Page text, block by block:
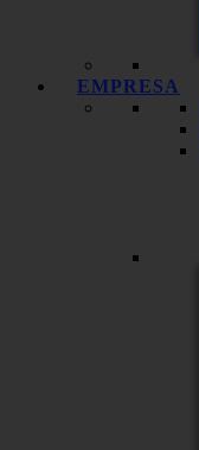
EMPRESA